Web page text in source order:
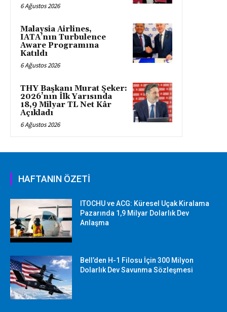
6 Ağustos 2026
Malaysia Airlines,
IATA’nın Turbulence
Aware Programına
Katıldı
6 Ağustos 2026
THY Başkanı Murat Şeker:
2026’nın İlk Yarısında
18,9 Milyar TL Net Kâr
Açıkladı
6 Ağustos 2026
HAFTANIN ÖZETİ
ITOCHU ve ACG: Küresel Uçak Kiralama
Pazarında 1,9 Milyar Dolarlık Dev
Anlaşma
Bell’den H-1 Filosu İçin 300 Milyon
Dolarlık Dev Savunma Sözleşmesi